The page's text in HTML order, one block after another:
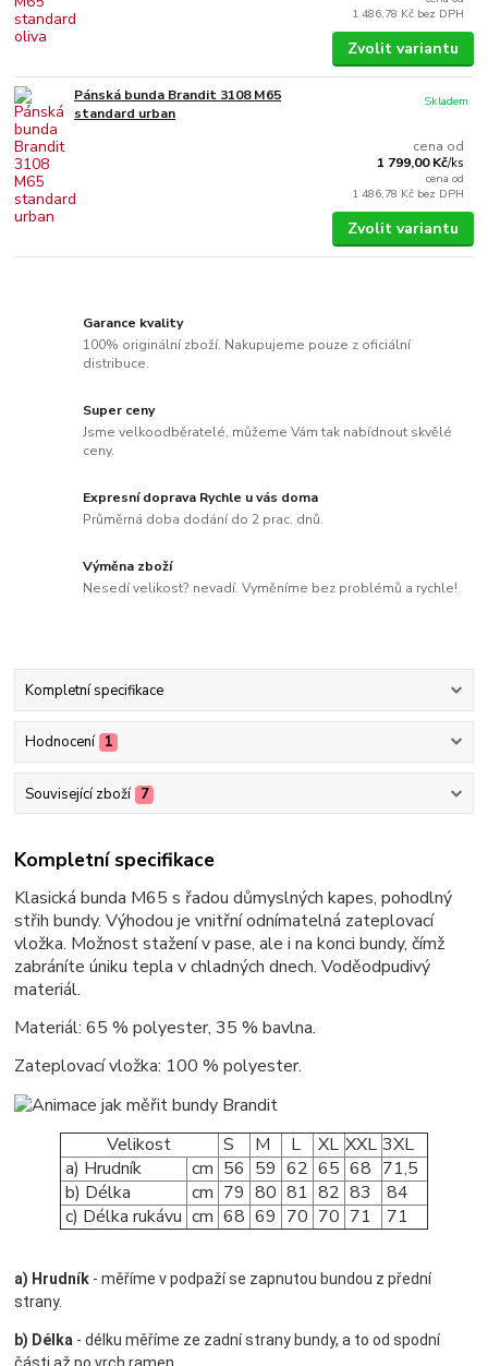
1 486,78 Kč bez DPH
Zvolit variantu
Pánská bunda Brandit 3108 M65
standard urban
cena od
1 799,00 Kč/ks
cena od
1 486,78 Kč bez DPH
Skladem
Zvolit variantu
Garance kvality
100% originální zboží. Nakupujeme pouze z oficiální
distribuce.
Super ceny
Jsme velkoodběratelé, můžeme Vám tak nabídnout skvělé
ceny.
Expresní doprava Rychle u vás doma
Průměrná doba dodání do 2 prac. dnů.
Výměna zboží
Nesedí velikost? nevadí. Vyměníme bez problémů a rychle!
Kompletní specifikace
Hodnocení 1
Související zboží 7
Kompletní specifikace
Klasická bunda M65 s řadou důmyslných kapes, pohodlný
střih bundy. Výhodou je vnitřní odnímatelná zateplovací
vložka. Možnost stažení v pase, ale i na konci bundy, čímž
zabráníte úniku tepla v chladných dnech. Voděodpudivý
materiál.
Materiál: 65 % polyester, 35 % bavlna.
Zateplovací vložka: 100 % polyester.
Velikost S M L XL XXL 3XL
a) Hrudník
cm 56 59 62 65 68 71,5
b) Délka
cm 79 80 81 82 83
84
c) Délka rukávu cm 68 69 70 70 71 71
a) Hrudník - měříme v podpaží se zapnutou bundou z přední
strany.
b) Délka - délku měříme ze zadní strany bundy, a to od spodní
části až po vrch ramen.